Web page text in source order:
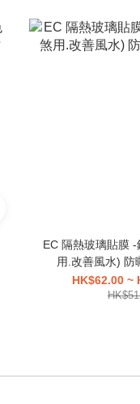
EC 隔熱玻璃貼膜
用.
HK$62.00 ~